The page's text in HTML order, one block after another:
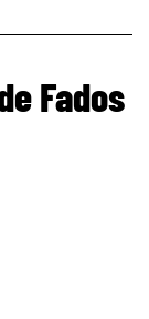
Fados